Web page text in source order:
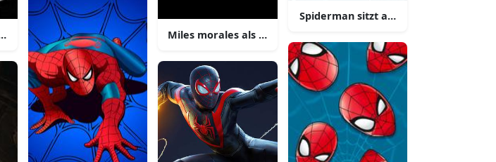
aengste Miles morales als spiderman leuchtend im neon hintergrund
Spiderman sitzt auf einem dach und